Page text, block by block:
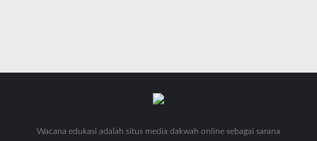
Wacana edukasi adalah situs media dakwah online sebagai sarana